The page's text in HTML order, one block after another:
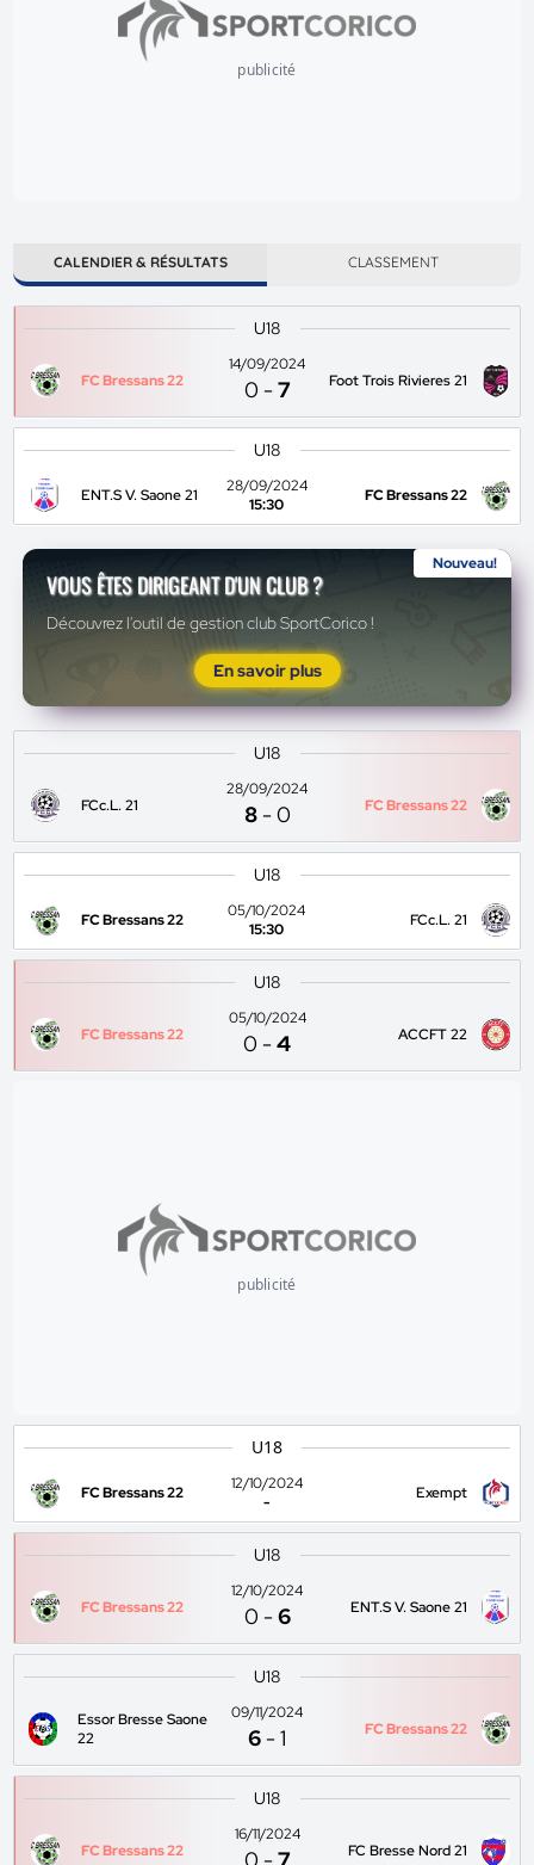
publicité
CALENDIER & RÉSULTATS CLASSEMENT
U18
FC Bressans 22
14/09/2024
0 -7 Foot Trois Rivieres 21
U18
ENT.S V. Saone 21
28/09/2024
15:30
FC Bressans 22
Nouveau!
VOUS ÊTES DIRIGEANT D'UN CLUB ?
Découvrez l'outil de gestion club SportCorico !
En savoir plus
U18
FCc.L. 21
28/09/2024
8 -0 FC Bressans 22
U18
FC Bressans 22
05/10/2024
15:30
FCc.L. 21
U18
FC Bressans 22
05/10/2024
0 -4 ACCFT 22
publicité
U18
FC Bressans 22
12/10/2024
-
Exempt
U18
FC Bressans 22
12/10/2024
0 -6 ENT.S V. Saone 21
U18
Essor Bresse Saone
22
09/11/2024
6 -1 FC Bressans 22
U18
FC Bressans 22
16/11/2024
FC Bresse Nord 21